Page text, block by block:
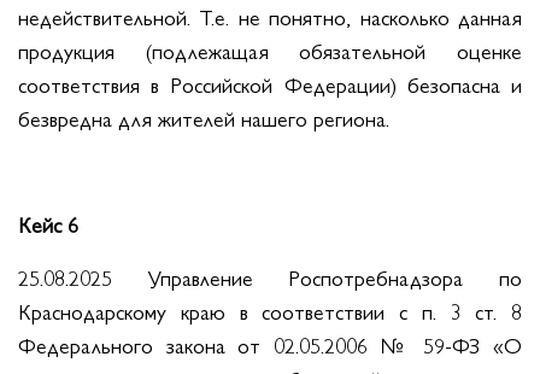
недействительной. Т.е. не понятно, насколько данная
продукция (подлежащая обязательной оценке
соответствия в Российской Федерации) безопасна и
безвредна для жителей нашего региона.
Кейс 6
25.08.2025 Управление Роспотребнадзора по
Краснодарскому краю в соответствии с п. 3 ст. 8
Федерального закона от 02.05.2006 № 59-ФЗ «О